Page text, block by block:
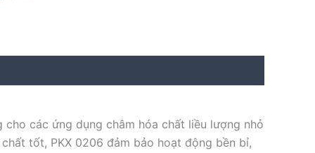
các ứng dụng châm hóa chất liều lượng nhỏ
tốt, PKX 0206 đảm bảo hoạt động bền bỉ,